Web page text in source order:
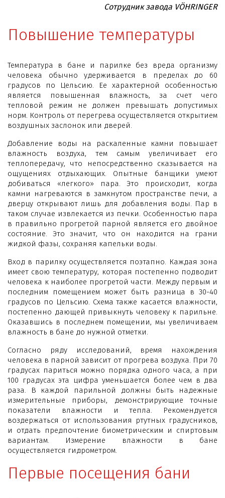
Сотрудник завода VÖHRINGER
Повышение температуры
Температура в бане и парилке без вреда организму
человека обычно удерживается в пределах до 60
градусов по Цельсию. Ее характерной особенностью
является повышенная влажность, за счет чего
тепловой режим не должен превышать допустимых
норм. Контроль от перегрева осуществляется открытием
воздушных заслонок или дверей.
Добавление воды на раскаленные камни повышает
влажность воздуха, тем самым увеличивает его
теплопередачу, что непосредственно сказывается на
ощущениях отдыхающих. Опытные банщики умеют
добиваться «легкого» пара. Это происходит, когда
камни нагреваются в замкнутом пространстве печи, а
дверцу открывают лишь для добавления воды. Пар в
таком случае извлекается из печки. Особенностью пара
в правильно прогретой парной является его двойное
состояние. Это значит, что он находится на грани
жидкой фазы, сохраняя капельки воды.
Вход в парилку осуществляется поэтапно. Каждая зона
имеет свою температуру, которая постепенно подводит
человека к наиболее прогретой части. Между первым и
последним помещением может быть разница в 30-40
градусов по Цельсию. Схема также касается влажности,
постепенно дающей привыкнуть человеку к парильне.
Оказавшись в последнем помещении, мы увеличиваем
влажность в бане до нужной отметки.
Согласно ряду исследований, время нахождения
человека в парной зависит от прогрева воздуха. При 70
градусах париться можно порядка одного часа, а при
100 градусах эта цифра уменьшается более чем в два
раза. В каждой парильной должны быть надежные
измерительные приборы, демонстрирующие точные
показатели влажности и тепла. Рекомендуется
воздержаться от использования ртутных градусников,
и отдать предпочтение биометрическим и спиртовым
вариантам. Измерение влажности в бане
осуществляется гидрометром.
Первые посещения бани